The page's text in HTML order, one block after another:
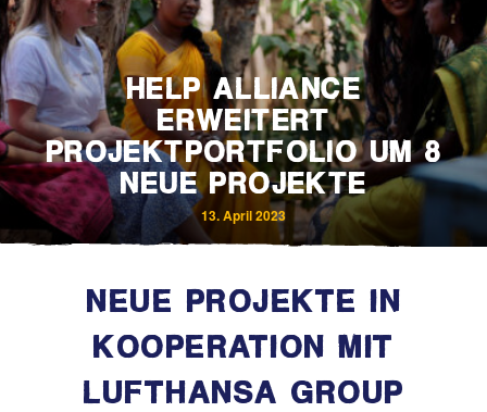
HELP ALLIANCE
ERWEITERT
PROJEKTPORTFOLIO UM 8
NEUE PROJEKTE
13. April 2023
NEUE PROJEKTE IN
KOOPERATION MIT
LUFTHANSA GROUP